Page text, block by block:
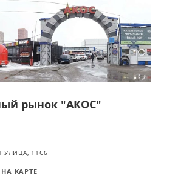
рынок "АКОС"
УЛИЦА, 11С6
КАРТЕ